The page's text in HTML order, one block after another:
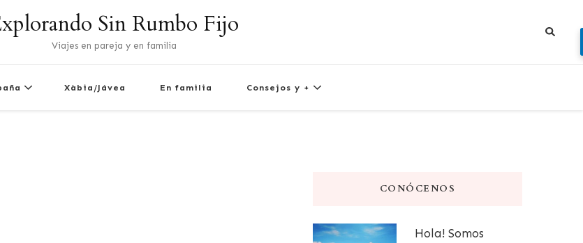
Sin Rumbo Fijo
Viajes en pareja y en familia
Xàbia/Jávea En familia Consejos y +
CONÓCENOS
Hola! Somos